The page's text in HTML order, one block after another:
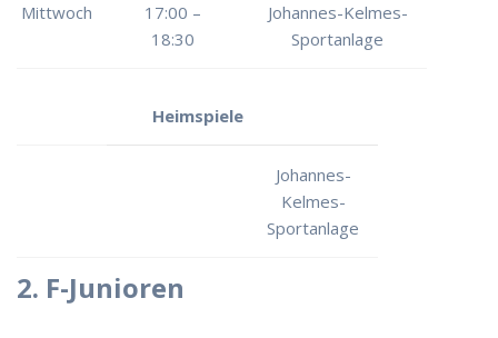
Mittwoch
17:00 –
18:30
Johannes-Kelmes-
Sportanlage
Heimspiele
Johannes-
Kelmes-
Sportanlage
2. F-Junioren